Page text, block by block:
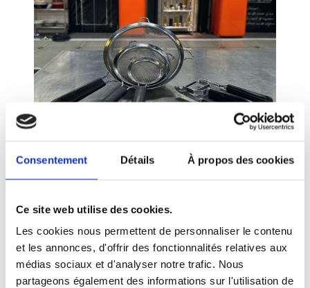
Consentement Détails À propos des cookies
Ce site web utilise des cookies.
Les cookies nous permettent de personnaliser le contenu
et les annonces, d'offrir des fonctionnalités relatives aux
médias sociaux et d'analyser notre trafic. Nous
partageons également des informations sur l'utilisation de
Déglon est partenaire production de Top Chef M6 saison
15 !
03/2024
En savoir plus